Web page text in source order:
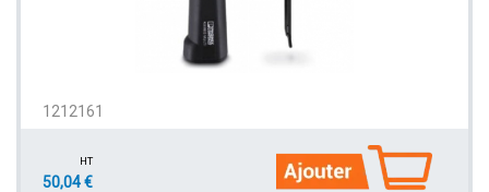
1212161
HT
50,04 €